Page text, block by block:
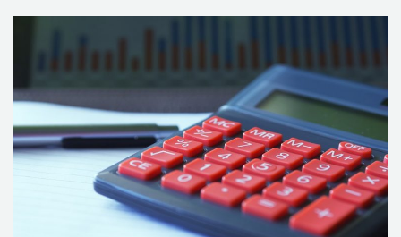
JURIDIQUE
LA CCA-GE
NOS ACTIONS